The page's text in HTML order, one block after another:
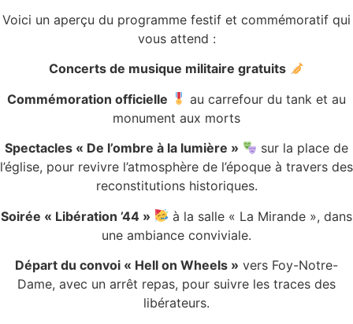
Voici un aperçu du programme festif et commémoratif qui
vous attend :
Concerts de musique militaire gratuits
Commémoration officielle
au carrefour du tank et au
monument aux morts
Spectacles « De l’ombre à la lumière »
sur la place de
l’église, pour revivre l’atmosphère de l’époque à travers des
reconstitutions historiques.
Soirée « Libération ’44 »
à la salle « La Mirande », dans
une ambiance conviviale.
Départ du convoi « Hell on Wheels » vers Foy-Notre-
Dame, avec un arrêt repas, pour suivre les traces des
libérateurs.